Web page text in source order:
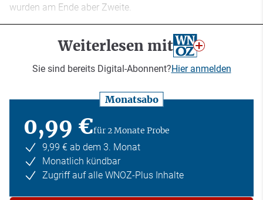
wurden am Ende aber Zweite.
Weiterlesen mit
Sie sind bereits Digital-Abonnent?Hier anmelden
Monatsabo
0,99 €für 2 Monate Probe
9,99 € ab dem 3. Monat
Monatlich kündbar
Zugriff auf alle WNOZ-Plus Inhalte